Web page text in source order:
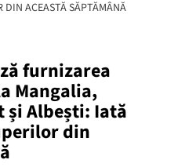
DIN ACEASTĂ SĂPTĂMÂNĂ
furnizarea
Mangalia,
și Albești: Iată
din